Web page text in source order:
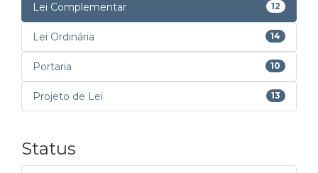
Lei Complementar 12
Lei Ordinária 14
Portaria 10
Projeto de Lei 13
Status